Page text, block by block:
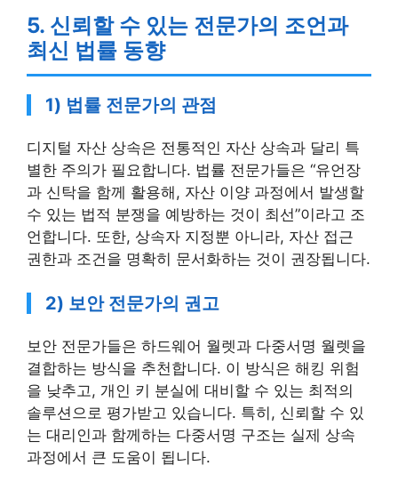
5. 신뢰할 수 있는 전문가의 조언과
최신 법률 동향
1) 법률 전문가의 관점
디지털 자산 상속은 전통적인 자산 상속과 달리 특
별한 주의가 필요합니다. 법률 전문가들은 “유언장
과 신탁을 함께 활용해, 자산 이양 과정에서 발생할
수 있는 법적 분쟁을 예방하는 것이 최선”이라고 조
언합니다. 또한, 상속자 지정뿐 아니라, 자산 접근
권한과 조건을 명확히 문서화하는 것이 권장됩니다.
2) 보안 전문가의 권고
보안 전문가들은 하드웨어 월렛과 다중서명 월렛을
결합하는 방식을 추천합니다. 이 방식은 해킹 위험
을 낮추고, 개인 키 분실에 대비할 수 있는 최적의
솔루션으로 평가받고 있습니다. 특히, 신뢰할 수 있
는 대리인과 함께하는 다중서명 구조는 실제 상속
과정에서 큰 도움이 됩니다.